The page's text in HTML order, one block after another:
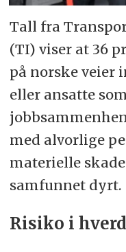
Tall fra
(TI) viser at 36
på norske veier
eller ansatte
med alvorlige
materielle
samfunnet dyrt.
Risiko i